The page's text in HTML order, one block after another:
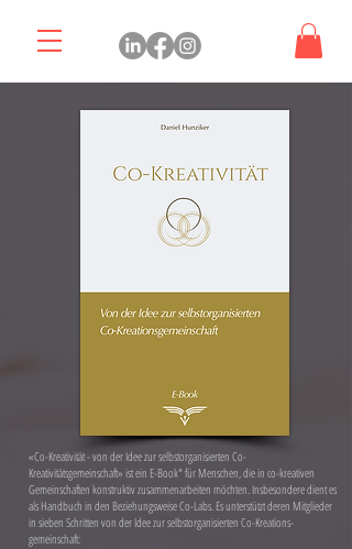
«Co-Kreativität - von der Idee zur selbstorganisierten Co-
Kreativitätsgemeinschaft» ist ein E-Book* für Menschen, die in co-kreativen
Gemeinschaften konstruktiv zusammenarbeiten möchten. Insbesondere dient es
als Handbuch in den Beziehungsweise Co-Labs. Es unterstützt deren Mitglieder
in sieben Schritten von der Idee zur selbstorganisierten Co-Kreations­
gemeinschaft: